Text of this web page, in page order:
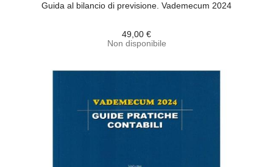
Guida al bilancio di previsione. Vademecum 2024
49,00 €
Non disponibile